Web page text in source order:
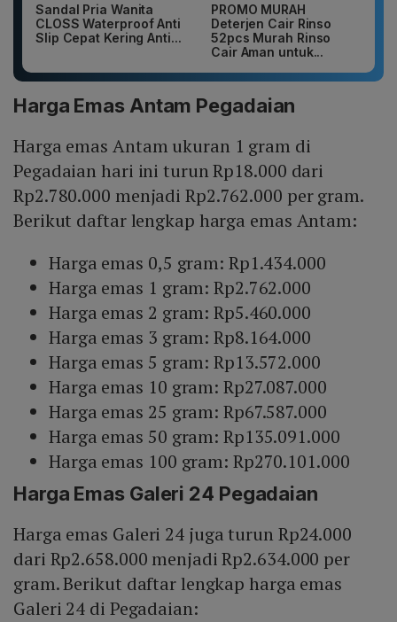
Sandal Pria Wanita
CLOSS Waterproof Anti
Slip Cepat Kering Anti...
PROMO MURAH
Deterjen Cair Rinso
52pcs Murah Rinso
Cair Aman untuk...
Harga Emas Antam Pegadaian
Harga emas Antam ukuran 1 gram di
Pegadaian hari ini turun Rp18.000 dari
Rp2.780.000 menjadi Rp2.762.000 per gram.
Berikut daftar lengkap harga emas Antam:
Harga emas 0,5 gram: Rp1.434.000
Harga emas 1 gram: Rp2.762.000
Harga emas 2 gram: Rp5.460.000
Harga emas 3 gram: Rp8.164.000
Harga emas 5 gram: Rp13.572.000
Harga emas 10 gram: Rp27.087.000
Harga emas 25 gram: Rp67.587.000
Harga emas 50 gram: Rp135.091.000
Harga emas 100 gram: Rp270.101.000
Harga Emas Galeri 24 Pegadaian
Harga emas Galeri 24 juga turun Rp24.000
dari Rp2.658.000 menjadi Rp2.634.000 per
gram. Berikut daftar lengkap harga emas
Galeri 24 di Pegadaian: